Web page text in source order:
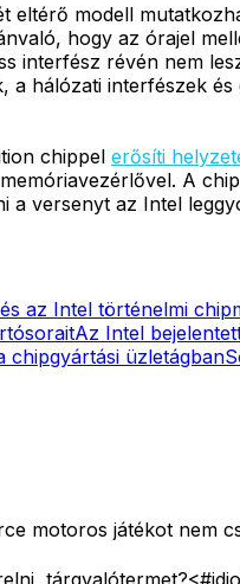
eltérő modell
hogy az órajel
interfész révén nem
a hálózati interfészek
chippel erősíti
A
versenyt az Intel
az Intel történelmi
Az Intel
chipgyártási üzletágban
motoros játékot nem